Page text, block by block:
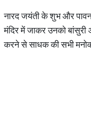
नारद जयंती के शुभ और
मंदिर में जाकर उनको बांसुरी
करने से साधक की सभी